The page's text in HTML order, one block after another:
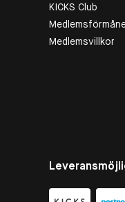
KICKS Club
Medlemsvillkor